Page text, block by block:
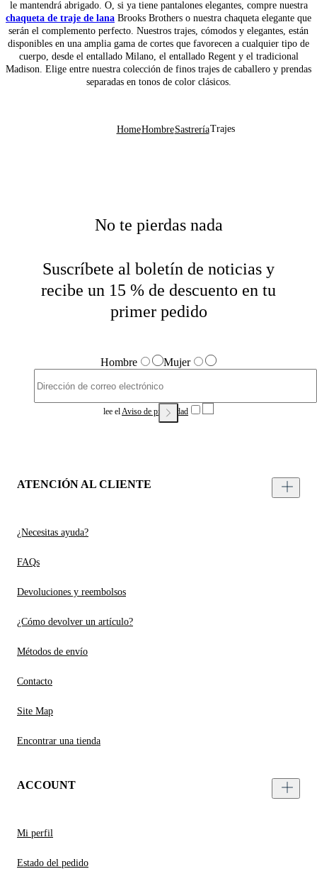
le mantendrá abrigado. O, si ya tiene pantalones elegantes, compre nuestra
chaqueta de traje de lana Brooks Brothers o nuestra chaqueta elegante que
serán el complemento perfecto. Nuestros trajes, cómodos y elegantes, están
disponibles en una amplia gama de cortes que favorecen a cualquier tipo de
cuerpo, desde el entallado Milano, el entallado Regent y el tradicional
Madison. Elige entre nuestra colección de finos trajes de caballero y prendas
separadas en tonos de color clásicos.
HomeHombreSastreríaTrajes
No te pierdas nada
Suscríbete al boletín de noticias y
recibe un 15 % de descuento en tu
primer pedido
Hombre Mujer
lee elAviso de privacidad
ATENCIÓN AL CLIENTE
¿Necesitas ayuda?
FAQs
Devoluciones y reembolsos
¿Cómo devolver un artículo?
Métodos de envío
Contacto
Site Map
Encontrar una tienda
ACCOUNT
Mi perfil
Estado del pedido